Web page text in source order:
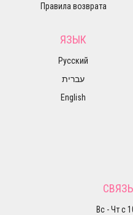
Правила возврата
ЯЗЫК
Русский
עברית
English
Вс - Чт с